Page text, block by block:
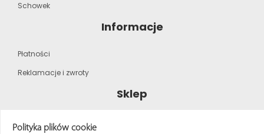
Schowek
Informacje
Płatności
Reklamacje i zwroty
Sklep
Strona główna
Polityka plików cookie